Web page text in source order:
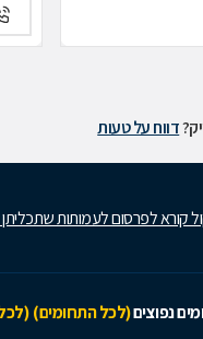
דווח על טעות
קורא לפרסום לעמותות
נפוצים(לכל התחומים)